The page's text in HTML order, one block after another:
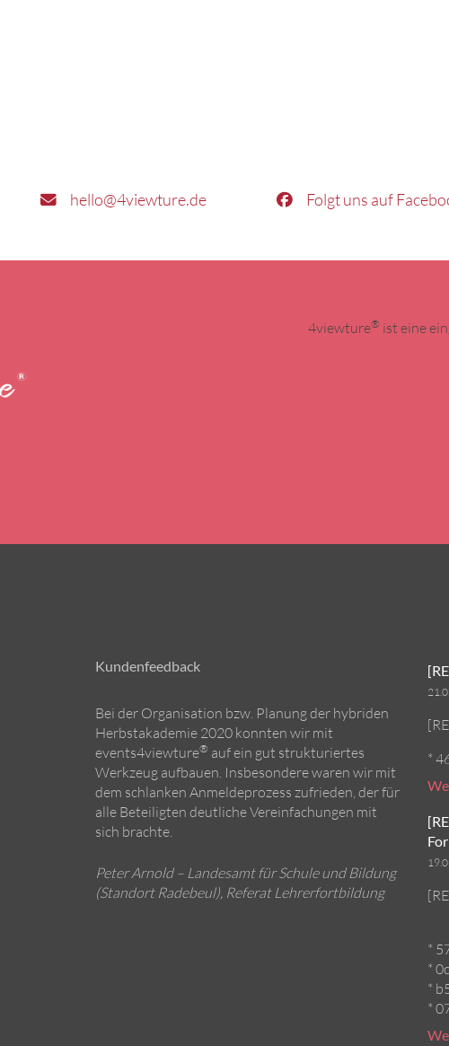
hello@4viewture.de Folgt uns auf
4viewture® ist eine
Kundenfeedback
Bei der Organisation bzw. Planung der hybriden
Herbstakademie 2020 konnten wir mit
events4viewture® auf ein gut strukturiertes
Werkzeug aufbauen. Insbesondere waren wir mit
dem schlanken Anmeldeprozess zufrieden, der für
alle Beteiligten deutliche Vereinfachungen mit
sich brachte.
Peter Arnold – Landesamt für Schule und Bildung
(Standort Radebeul), Referat Lehrerfortbildung
*
*
*
*
*